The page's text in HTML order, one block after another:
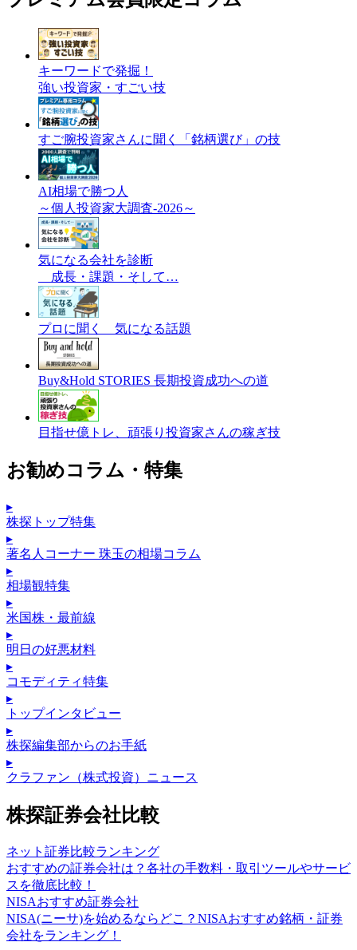
キーワードで発掘！
強い投資家・すごい技
すご腕投資家さんに聞く「銘柄選び」の技
AI相場で勝つ人
～個人投資家大調査-2026～
気になる会社を診断
成長・課題・そして…
プロに聞く 気になる話題
Buy&Hold STORIES 長期投資成功への道
目指せ億トレ、頑張り投資家さんの稼ぎ技
お勧めコラム・特集
▸
株探トップ特集
▸
著名人コーナー 珠玉の相場コラム
▸
相場観特集
▸
米国株・最前線
▸
明日の好悪材料
▸
コモディティ特集
▸
トップインタビュー
▸
株探編集部からのお手紙
▸
クラファン（株式投資）ニュース
株探証券会社比較
ネット証券比較ランキング
おすすめの証券会社は？各社の手数料・取引ツールやサービ
スを徹底比較！
NISAおすすめ証券会社
NISA(ニーサ)を始めるならどこ？NISAおすすめ銘柄・証券
会社をランキング！